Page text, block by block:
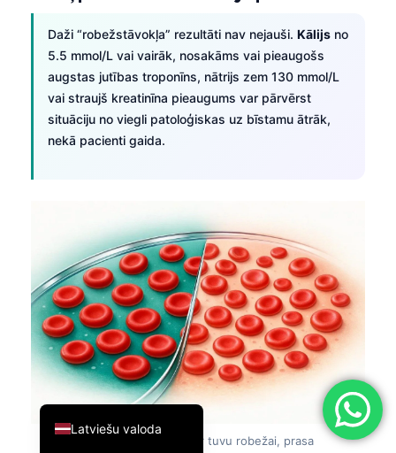
Daži “robežstāvokļa” rezultāti nav nejauši. Kālijs no
5.5 mmol/L vai vairāk, nosakāms vai pieaugošs
augstas jutības troponīns, nātrijs zem 130 mmol/L
vai straujš kreatinīna pieaugums var pārvērst
situāciju no viegli patoloģiskas uz bīstamu ātrāk,
nekā pacienti gaida.
Daži rezultāti, kas ir tuvu robežai, prasa
Latviešu valoda
English
Deutsch
العربية
Français
עִבְרִית
Italiano
Türkçe
Română
简体中文
فارسی